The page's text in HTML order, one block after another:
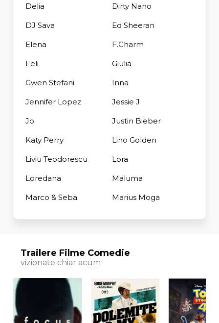
Delia Dirty Nano
DJ Sava Ed Sheeran
Elena F.Charm
Feli Giulia
Gwen Stefani Inna
Jennifer Lopez Jessie J
Jo Justin Bieber
Katy Perry Lino Golden
Liviu Teodorescu Lora
Loredana Maluma
Marco & Seba Marius Moga
Trailere Filme Comedie
vizionate chiar acum